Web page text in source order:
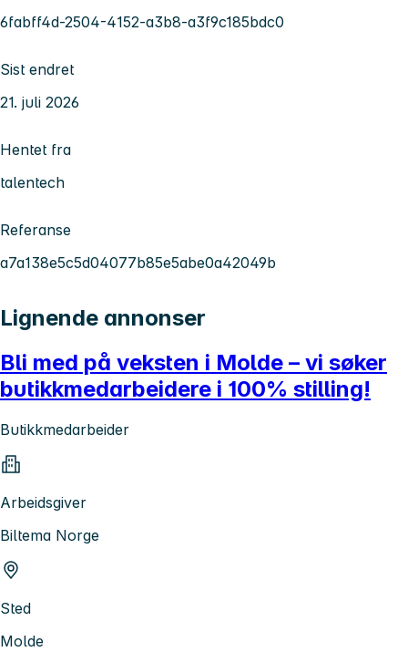
6fabff4d-2504-4152-a3b8-a3f9c185bdc0
Sist endret
21. juli 2026
Hentet fra
talentech
Referanse
a7a138e5c5d04077b85e5abe0a42049b
Lignende annonser
Bli med på veksten i Molde – vi søker
butikkmedarbeidere i 100% stilling!
Butikkmedarbeider
Arbeidsgiver
Biltema Norge
Sted
Molde